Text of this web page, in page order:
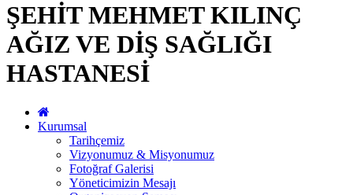
ŞEHİT MEHMET KILINÇ
AĞIZ VE DİŞ SAĞLIĞI
HASTANESİ
Kurumsal
Tarihçemiz
Vizyonumuz & Misyonumuz
Fotoğraf Galerisi
Yöneticimizin Mesajı